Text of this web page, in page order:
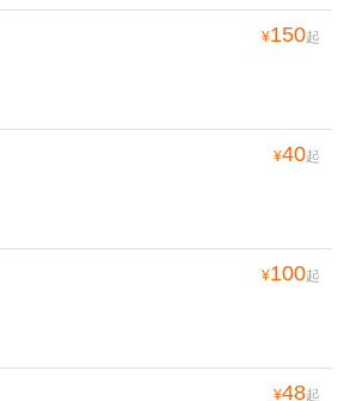
¥150起
¥40起
¥100起
¥48起